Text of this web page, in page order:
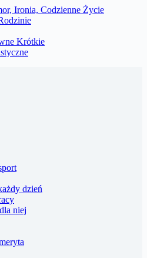
Ironia, Codzienne Życie
Krótkie
dzień
niej